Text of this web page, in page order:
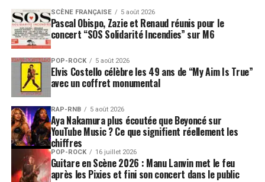
SCÈNE FRANÇAISE 5 août 2026
Pascal Obispo, Zazie et Renaud réunis pour le
concert “SOS Solidarité Incendies” sur M6
POP-ROCK 5 août 2026
Elvis Costello célèbre les 49 ans de “My Aim Is True”
avec un coffret monumental
RAP-RNB 5 août 2026
Aya Nakamura plus écoutée que Beyoncé sur
YouTube Music ? Ce que signifient réellement les
chiffres
POP-ROCK 16 juillet 2026
Guitare en Scène 2026 : Manu Lanvin met le feu
après les Pixies et fini son concert dans le public